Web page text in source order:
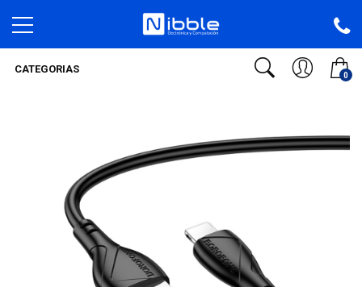
0
CATEGORIAS